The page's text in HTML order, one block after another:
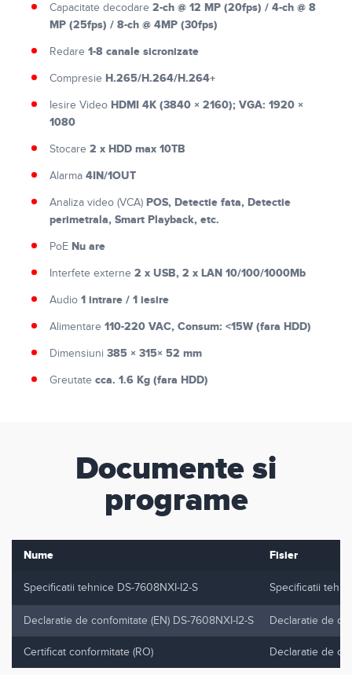
Capacitate decodare 2-ch @ 12 MP (20fps) / 4-ch @ 8
MP (25fps) / 8-ch @ 4MP (30fps)
Redare 1-8 canale sicronizate
Compresie H.265/H.264/H.264+
Iesire Video HDMI 4K (3840 × 2160); VGA: 1920 ×
1080
Stocare 2 x HDD max 10TB
Alarma 4IN/1OUT
Analiza video (VCA) POS, Detectie fata, Detectie
perimetrala, Smart Playback, etc.
PoE Nu are
Interfete externe 2 x USB, 2 x LAN 10/100/1000Mb
Audio 1 intrare / 1 iesire
Alimentare 110-220 VAC, Consum: <15W (fara HDD)
Dimensiuni 385 × 315× 52 mm
Greutate cca. 1.6 Kg (fara HDD)
Documente si
programe
Nume Fisier
Specificatii tehnice DS-7608NXI-I2-S Specificatii
Declaratie de confomitate (EN) DS-7608NXI-I2-S Declaratie de
Certificat conformitate (RO) Declaratie de